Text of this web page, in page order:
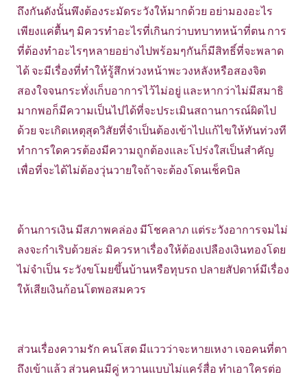
ถึงกันดังนั้นพึงต้องระมัดระวังให้มากด้วย อย่ามองอะไร
เพียงแค่ตื้นๆ มิควรทำอะไรที่เกินกว่าบทบาทหน้าที่ตน การ
ที่ต้องทำอะไรๆหลายอย่างไปพร้อมๆกันก็มีสิทธิ์ที่จะพลาด
ได้ จะมีเรื่องที่ทำให้รู้สึกห่วงหน้าพะวงหลังหรือสองจิต
สองใจจนกระทั่งเก็บอาการไว้ไม่อยู่ และหากว่าไม่มีสมาธิ
มากพอก็มีความเป็นไปได้ที่จะประเมินสถานการณ์ผิดไป
ด้วย จะเกิดเหตุสุดวิสัยที่จำเป็นต้องเข้าไปแก้ไขให้ทันท่วงที
ทำการใดควรต้องมีความถูกต้องและโปร่งใสเป็นสำคัญ
เพื่อที่จะได้ไม่ต้องวุ่นวายใจถ้าจะต้องโดนเช็คบิล
ด้านการเงิน มีสภาพคล่อง มีโชคลาภ แต่ระวังอาการจมไม่
ลงจะกำเริบด้วยล่ะ มิควรหาเรื่องให้ต้องเปลืองเงินทองโดย
ไม่จำเป็น ระวังขโมยขึ้นบ้านหรือทุบรถ ปลายสัปดาห์มีเรื่อง
ให้เสียเงินก้อนโตพอสมควร
ส่วนเรื่องความรัก คนโสด มีแววว่าจะหายเหงา เจอคนที่ตา
ถึงเข้าแล้ว ส่วนคนมีคู่ หวานแบบไม่แคร์สื่อ ทำเอาใครต่อ